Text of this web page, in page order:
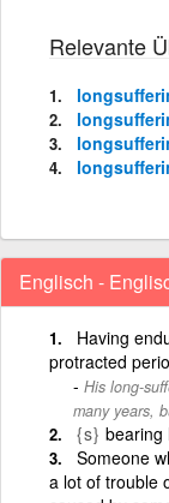
Relevante
Englisch -
Having
protracted
His long-
many years,
{s} bearing
Someone
a lot of trouble